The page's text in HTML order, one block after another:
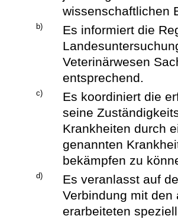
wissenschaftlichen
b)
Es informiert die
Veterinärwesen
entsprechend.
c)
Es koordiniert die
seine
Krankheiten durch
genannten
bekämpfen zu
d)
Es veranlasst auf
Verbindung mit
erarbeiteten